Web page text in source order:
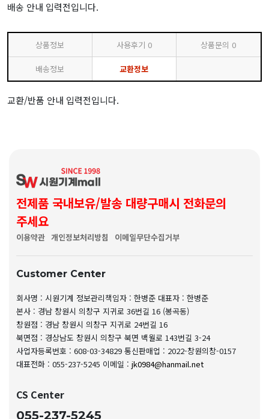
배송 안내 입력전입니다.
상품정보 사용후기 0 상품문의 0
배송정보 교환정보
교환/반품 안내 입력전입니다.
전제품 국내보유/발송 대량구매시 전화문의
주세요
이용약관 개인정보처리방침 이메일무단수집거부
Customer Center
회사명 : 시원기계 정보관리책임자 : 한병준 대표자 : 한병준
본사 : 경남 창원시 의창구 지귀로 36번길 16 (봉곡동)
창원점 : 경남 창원시 의창구 지귀로 24번길 16
북면점 : 경상남도 창원시 의창구 북면 백월로 143번길 3-24
사업자등록번호 : 608-03-34829 통신판매업 : 2022-창원의창-0157
대표전화 : 055-237-5245 이메일 : jk0984@hanmail.net
CS Center
055-237-5245